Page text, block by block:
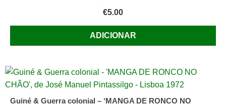
€5.00
ADICIONAR
Guiné & Guerra colonial – ‘MANGA DE RONCO NO